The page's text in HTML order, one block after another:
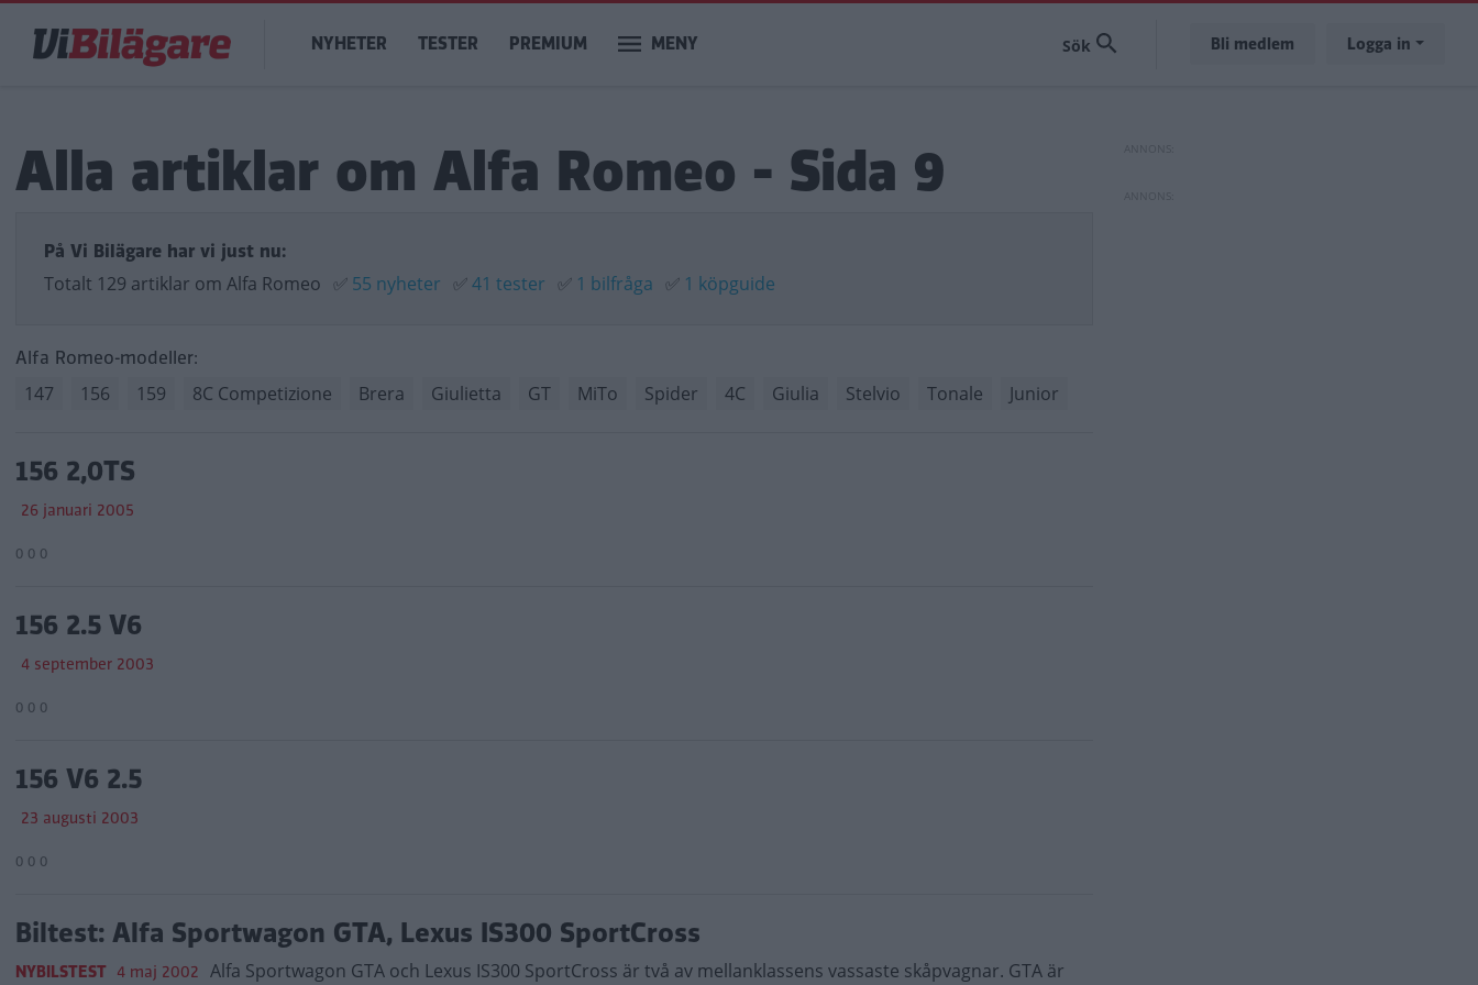
huvudinnehåll
Main
navigation
NYHETER TESTER PREMIUM MENY Bli medlem Logga in
Alla artiklar om Alfa Romeo - Sida 9
På Vi Bilägare har vi just nu:
Totalt 129 artiklar om Alfa Romeo ✅ 55 nyheter ✅41 tester ✅ 1 bilfråga ✅ 1 köpguide
Alfa Romeo-modeller:
147 156 159 8C Competizione Brera Giulietta GT MiTo Spider 4C Giulia Stelvio Tonale Junior
156 2,0TS
26 januari 2005
0 0 0
156 2.5 V6
4 september 2003
0 0 0
156 V6 2.5
23 augusti 2003
0 0 0
Biltest: Alfa Sportwagon GTA, Lexus IS300 SportCross
NYBILSTEST 4 maj 2002 Alfa Sportwagon GTA och Lexus IS300 SportCross är två av mellanklassens vassaste skåpvagnar. GTA är